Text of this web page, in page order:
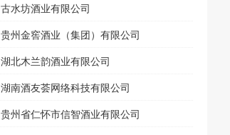
古水坊酒业有限公司
贵州金窖酒业（集团）有限公司
湖北木兰韵酒业有限公司
湖南酒友荟网络科技有限公司
贵州省仁怀市信智酒业有限公司